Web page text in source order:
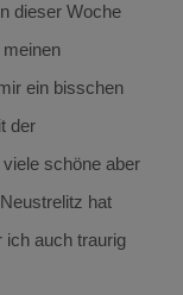
dieser Woche
ein bisschen
der
schöne aber
hat
ich auch traurig